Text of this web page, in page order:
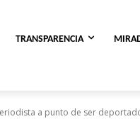
TRANSPARENCIA
a punto de ser